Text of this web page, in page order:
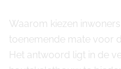
Waarom kiezen
toenemende mate voor
Het antwoord ligt in de